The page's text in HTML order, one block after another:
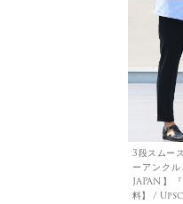
3段スムー
ーアンク
JAPAN】
料】 /